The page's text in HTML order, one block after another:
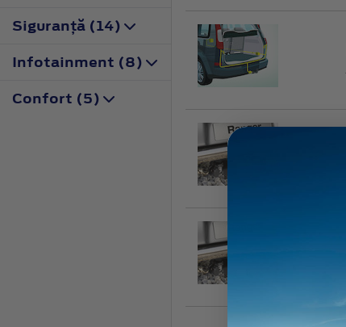
Siguranţă (14)
Infotainment (8)
Confort (5)